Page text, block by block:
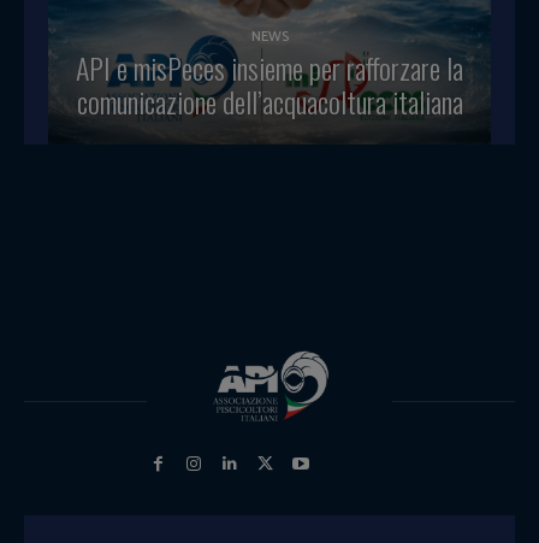
NEWS
API e misPeces insieme per rafforzare la
comunicazione dell’acquacoltura italiana